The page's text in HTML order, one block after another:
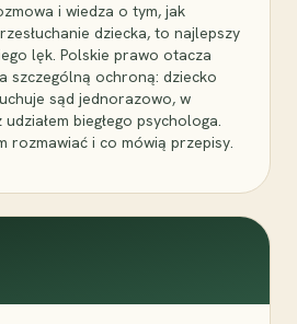
i wiedza o tym, jak
dziecka, to najlepszy
lęk. Polskie prawo otacza
szczególną ochroną: dziecko
sąd jednorazowo, w
biegłego psychologa.
rozmawiać i co mówią przepisy.